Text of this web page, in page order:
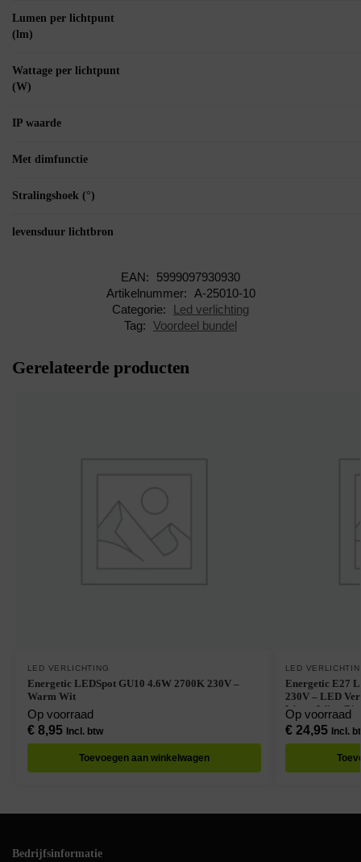
Lumen per lichtpunt
(lm)
Wattage per lichtpunt
(W)
IP waarde
Met dimfunctie
Stralingshoek (°)
levensduur lichtbron
EAN:
5999097930930
Artikelnummer: A-25010-10
Categorie:
Led verlichting
Tag: Voordeel bundel
Gerelateerde producten
LED VERLICHTING
Energetic LEDSpot GU10 4.6W 2700K 230V –
Warm Wit
Op voorraad
€8,95 Incl. btw
Toevoegen aan winkelwagen
LED
Energetic E27
230V – LED
Warm Wit –
Op voorraad
€24,95 Incl.
Bedrijfsinformatie